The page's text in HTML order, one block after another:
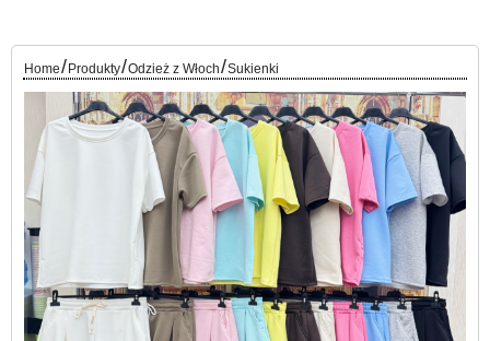
Home/ Produkty/Odzież z Włoch/Sukienki